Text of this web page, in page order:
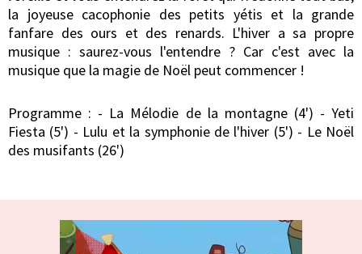
la joyeuse cacophonie des petits yétis et la grande
fanfare des ours et des renards. L'hiver a sa propre
musique : saurez-vous l'entendre ? Car c'est avec la
musique que la magie de Noël peut commencer !
Programme : - La Mélodie de la montagne (4') - Yeti
Fiesta (5') - Lulu et la symphonie de l'hiver (5') - Le Noël
des musifants (26')